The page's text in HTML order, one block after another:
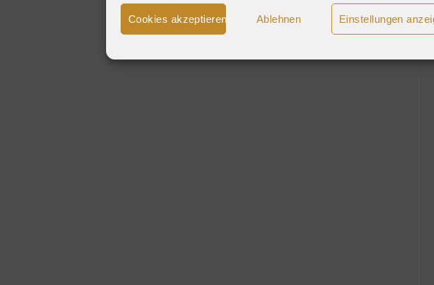
Cookies akzeptieren Ablehnen Einstellungen